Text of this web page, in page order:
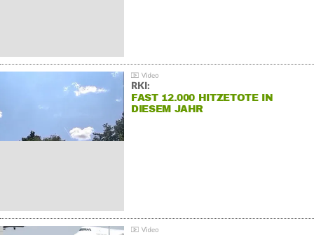
RKI:
FAST 12.000 HITZETOTE IN
DIESEM JAHR